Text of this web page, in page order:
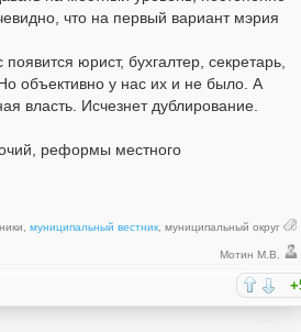
что на первый вариант мэрия
юрист, бухгалтер, секретарь,
объективно у нас их и не было. А
власть. Исчезнет дублирование.
реформы местного
муниципальный вестник муниципальный округ
Мотин М.В.